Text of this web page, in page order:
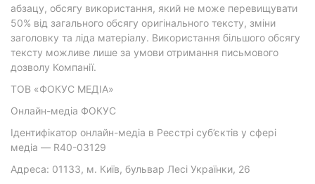
абзацу, обсягу використання, який не може перевищувати
50% від загального обсягу оригінального тексту, зміни
заголовку та ліда матеріалу. Використання більшого обсягу
тексту можливе лише за умови отримання письмового
дозволу Компанії.
ТОВ «ФОКУС МЕДІА»
Онлайн-медіа ФОКУС
Ідентифікатор онлайн-медіа в Реєстрі суб’єктів у сфері
медіа — R40-03129
Адреса: 01133, м. Київ, бульвар Лесі Українки, 26